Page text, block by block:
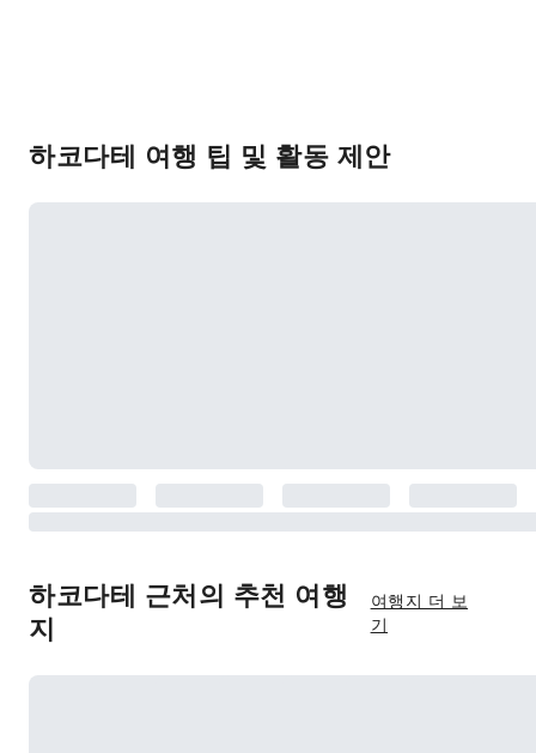
하코다테 여행 팁 및 활동 제안
하코다테 근처의 추천 여행
지
여행지 더 보
기